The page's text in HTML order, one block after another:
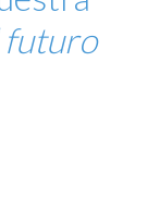
futuro